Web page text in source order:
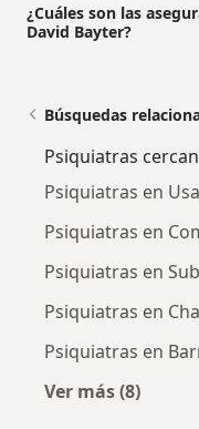
¿Cuáles son las
David Bayter?
Búsquedas
Psiquiatras
Psiquiatras en
Psiquiatras en
Psiquiatras en
Psiquiatras en
Psiquiatras en
Ver más (8)